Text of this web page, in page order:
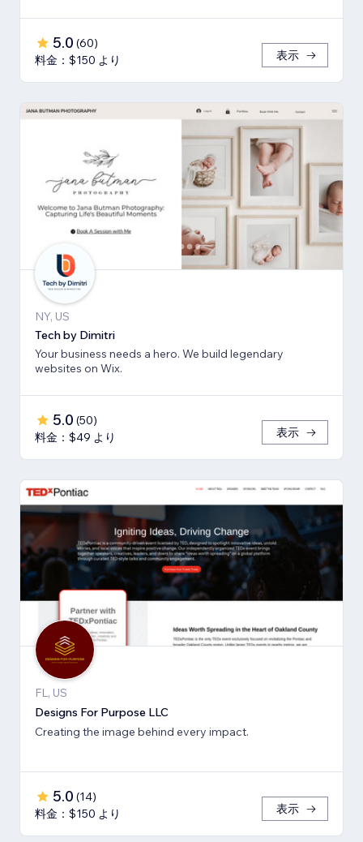
5.0 (60)
料金：$150 より
表示
NY, US
Tech by Dimitri
Your business needs a hero. We build legendary
websites on Wix.
5.0 (50)
料金：$49 より
表示
FL, US
Designs For Purpose LLC
Creating the image behind every impact.
5.0 (14)
料金：$150 より
表示